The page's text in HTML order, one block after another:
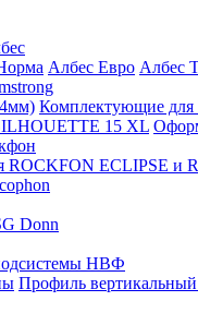
Албес Евро Албес
Комплектующие для
15 XL
ROCKFON ECLIPSE и
Donn
НВФ
Профиль